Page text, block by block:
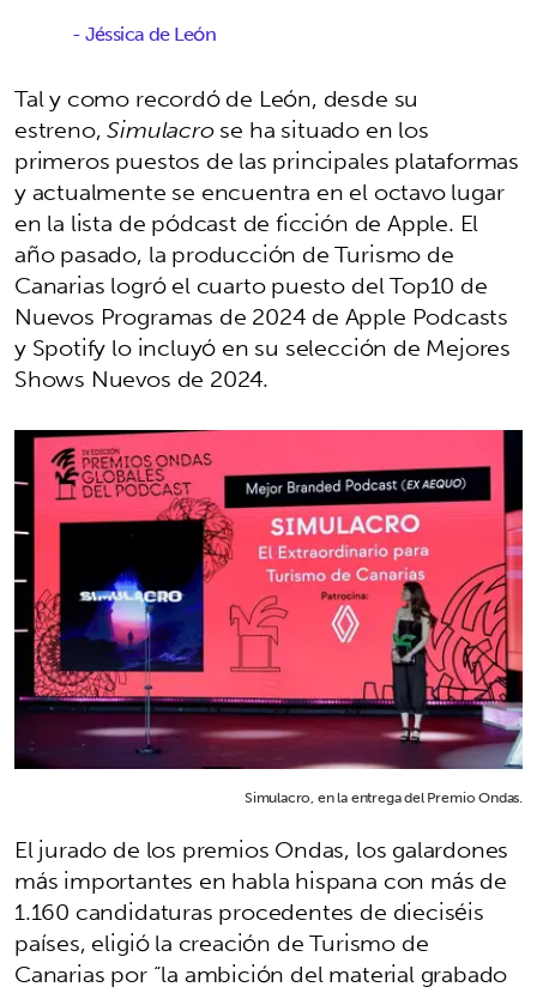
- Jéssica de León
Tal y como recordó de León, desde su
estreno,Simulacrose ha situado en los
primeros puestos de las principales plataformas
y actualmente se encuentra en el octavo lugar
en la lista de pódcast de ficción de Apple. El
año pasado, la producción de Turismo de
Canarias logró el cuarto puesto del Top10 de
Nuevos Programas de 2024 de Apple Podcasts
y Spotify lo incluyó en su selección de Mejores
Shows Nuevos de 2024.
Simulacro, en la entrega del Premio Ondas.
El jurado de los premios Ondas, los galardones
más importantes en habla hispana con más de
1.160 candidaturas procedentes de dieciséis
países, eligió la creación de Turismo de
Canarias por “la ambición del material grabado